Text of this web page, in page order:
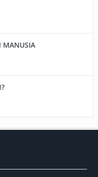
MANUSIA